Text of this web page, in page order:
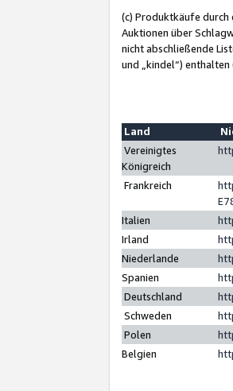
(c) Produktkäufe durch
Auktionen über
nicht abschließende
und „kindel“) enthalten
Land
Vereinigtes
Königreich
Frankreich
Italien
Irland
Niederlande
Spanien
Deutschland
Schweden
Polen
Belgien